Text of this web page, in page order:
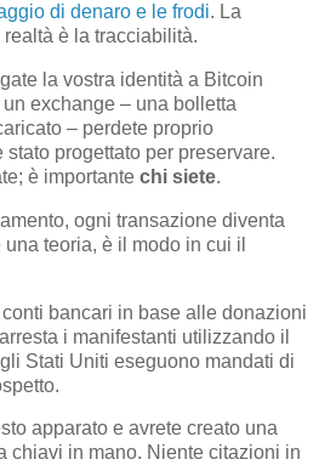
di denaro e le frodi. La
è la tracciabilità.
la vostra identità a Bitcoin
exchange – una bolletta
– perdete proprio
progettato per preservare.
è importante chi siete.
ogni transazione diventa
teoria, è il modo in cui il
conti bancari in base alle donazioni
i manifestanti utilizzando il
Stati Uniti eseguono mandati di
apparato e avrete creato una
chiavi in ​​mano. Niente citazioni in